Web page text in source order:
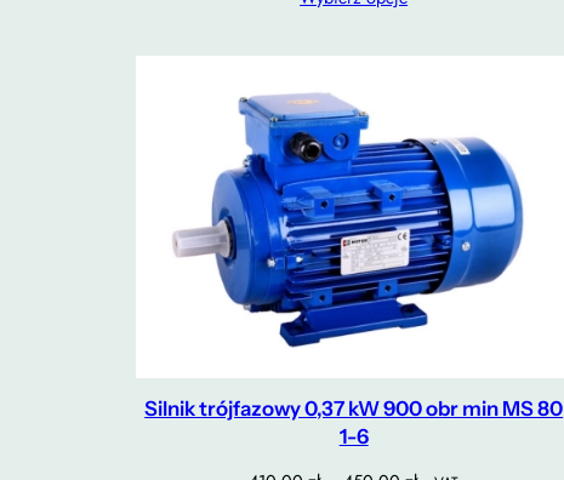
do
Silnik trójfazowy 0,37 kW 900 obr min MS 80
1-6